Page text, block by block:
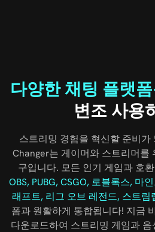
다양한 채팅 플랫
변조 사용
스트리밍 경험을 혁신할 준비가
Changer는 게이머와 스트리머를
구입니다. 모든 인기 게임과 호
OBS, PUBG, CSGO, 로블록스, 마
래프트, 리그 오브 레전드, 스트림
폼과 원활하게 통합됩니다! 지금
다운로드하여 스트리밍 게임과